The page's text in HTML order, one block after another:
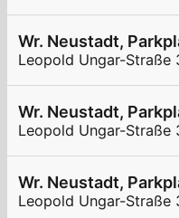
Wr. Neustadt,
Leopold Ungar-Straße
Wr. Neustadt,
Leopold Ungar-Straße
Wr. Neustadt,
Leopold Ungar-Straße